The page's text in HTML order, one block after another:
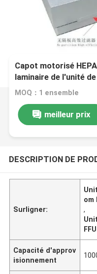
Capot motorisé
laminaire de l'unité
Cleanroom FFU
MOQ：1 ensemble
meilleur prix
DESCRIPTION DE
Surligner:
om
,
FFU
Capacité d'approv
isionnement